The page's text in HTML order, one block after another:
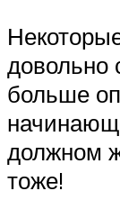
довольно
больше
должном
тоже!